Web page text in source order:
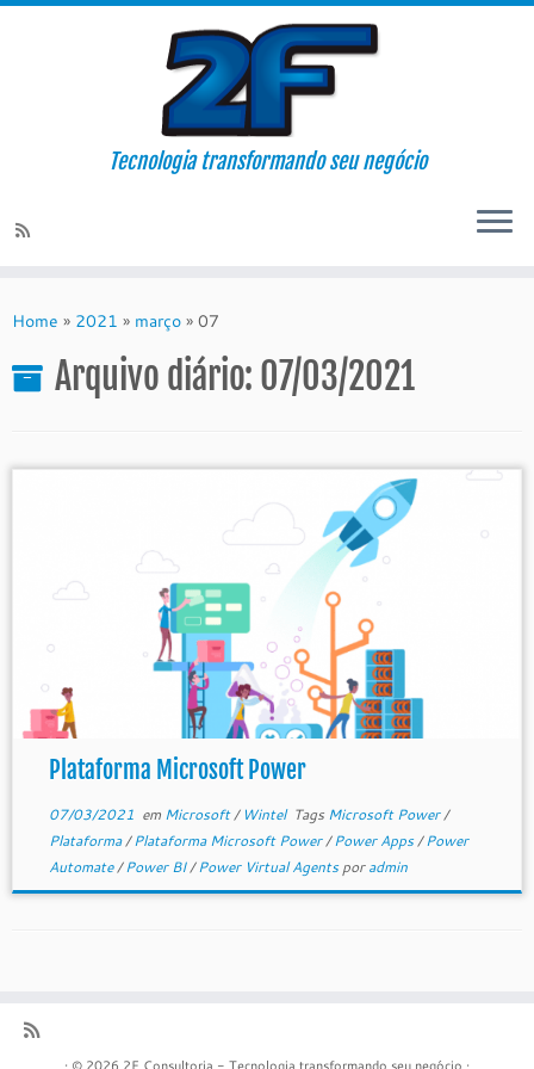
Tecnologia transformando seu negócio
Home » 2021 » março » 07
Arquivo diário: 07/03/2021
Plataforma Microsoft Power
07/03/2021 em Microsoft/ Wintel Tags Microsoft Power/
Plataforma/Plataforma Microsoft Power/Power Apps/Power
Automate/Power BI/Power Virtual Agentsporadmin